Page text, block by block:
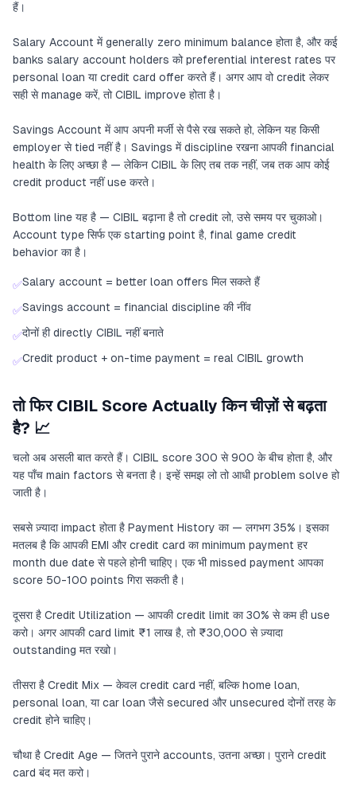
हैं।
Salary Account में generally zero minimum balance होता है, और कई
banks salary account holders को preferential interest rates पर
personal loan या credit card offer करते हैं। अगर आप वो credit लेकर
सही से manage करें, तो CIBIL improve होता है।
Savings Account में आप अपनी मर्जी से पैसे रख सकते हो, लेकिन यह किसी
employer से tied नहीं है। Savings में discipline रखना आपकी financial
health के लिए अच्छा है — लेकिन CIBIL के लिए तब तक नहीं, जब तक आप कोई
credit product नहीं use करते।
Bottom line यह है — CIBIL बढ़ाना है तो credit लो, उसे समय पर चुकाओ।
Account type सिर्फ एक starting point है, final game credit
behavior का है।
✅Salary account = better loan offers मिल सकते हैं
✅Savings account = financial discipline की नींव
✅दोनों ही directly CIBIL नहीं बनाते
✅Credit product + on-time payment = real CIBIL growth
तो फिर CIBIL Score Actually किन चीज़ों से बढ़ता
है? 📈
चलो अब असली बात करते हैं। CIBIL score 300 से 900 के बीच होता है, और
यह पाँच main factors से बनता है। इन्हें समझ लो तो आधी problem solve हो
जाती है।
सबसे ज़्यादा impact होता है Payment History का — लगभग 35%। इसका
मतलब है कि आपकी EMI और credit card का minimum payment हर
month due date से पहले होनी चाहिए। एक भी missed payment आपका
score 50-100 points गिरा सकती है।
दूसरा है Credit Utilization — आपकी credit limit का 30% से कम ही use
करो। अगर आपकी card limit ₹1 लाख है, तो ₹30,000 से ज़्यादा
outstanding मत रखो।
तीसरा है Credit Mix — केवल credit card नहीं, बल्कि home loan,
personal loan, या car loan जैसे secured और unsecured दोनों तरह के
credit होने चाहिए।
चौथा है Credit Age — जितने पुराने accounts, उतना अच्छा। पुराने credit
card बंद मत करो।